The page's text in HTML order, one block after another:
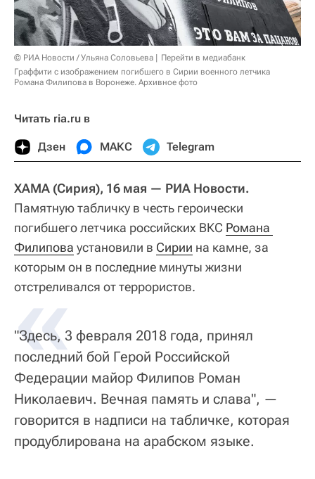
© РИА Новости / Ульяна Соловьева
Перейти в медиабанк
Граффити с изображением погибшего в Сирии военного летчика
Романа Филипова в Воронеже. Архивное фото
Читать ria.ru в
Дзен МАКС Telegram
ХАМА (Сирия), 16 мая — РИА Новости.
Памятную табличку в честь героически
погибшего летчика российских ВКС Романа
Филипова установили в Сирии на камне, за
которым он в последние минуты жизни
отстреливался от террористов.
«
"Здесь, 3 февраля 2018 года, принял
последний бой Герой Российской
Федерации майор Филипов Роман
Николаевич. Вечная память и слава", —
говорится в надписи на табличке, которая
продублирована на арабском языке.